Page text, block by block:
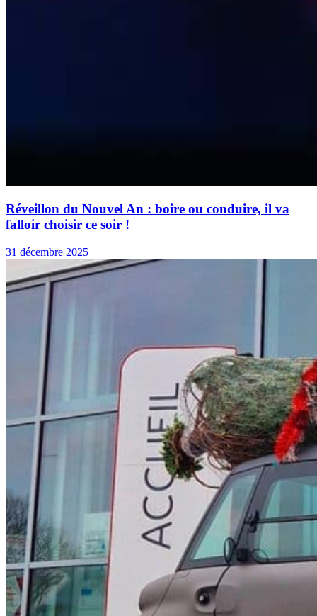
Réveillon du Nouvel An : boire ou conduire, il va
falloir choisir ce soir !
31 décembre 2025